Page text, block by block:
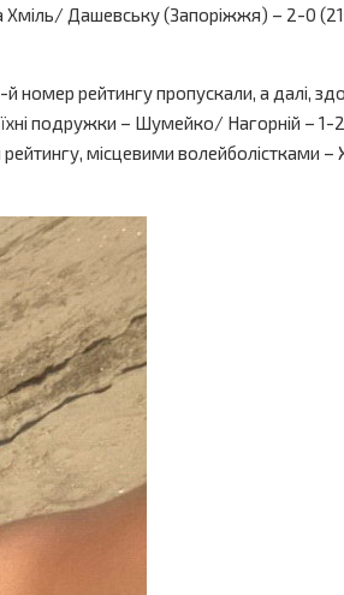
Хміль/ Дашевську (Запоріжжя) – 2-0
рейтингу пропускали, а далі,
подружки – Шумейко/ Нагорній – 1-2
рейтингу, місцевими волейболістками